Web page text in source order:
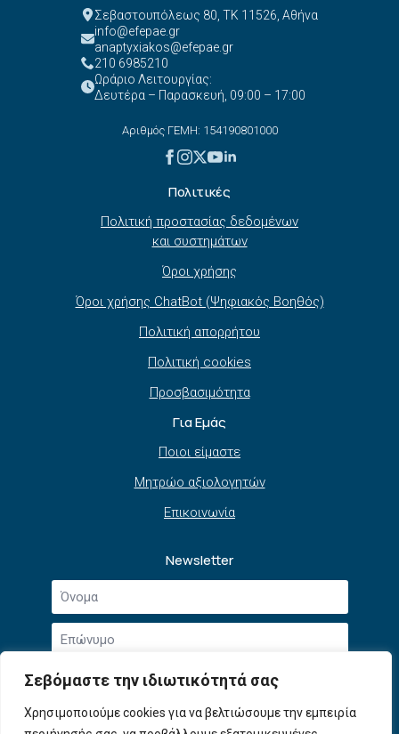
Σεβόμαστε την ιδιωτικότητά σας
Χρησιμοποιούμε cookies για να βελτιώσουμε την εμπειρία
Σεβαστουπόλεως 80, ΤΚ 11526, Αθήνα
info@efepae.gr
anaptyxiakos@efepae.gr
210 6985210
Ωράριο Λειτουργίας:
Δευτέρα – Παρασκευή, 09:00 – 17:00
Αριθμός ΓΕΜΗ: 154190801000
Πολιτικές
Πολιτική προστασίας δεδομένων
και συστημάτων
Όροι χρήσης
Όροι χρήσης ChatBot (Ψηφιακός Βοηθός)
Πολιτική απορρήτου
Πολιτική cookies
Προσβασιμότητα
Για Εμάς
Ποιοι είμαστε
Μητρώο αξιολογητών
Επικοινωνία
Newsletter
Όνομα
Επώνυμο
Email
*
Αποδοχή
Συμφωνώ με την Πολιτική Απορρήτουκαι τους